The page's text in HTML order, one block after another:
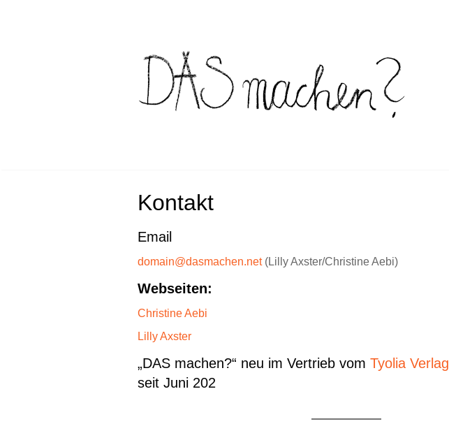
Kontakt
Email
domain@dasmachen.net(Lilly Axster/Christine Aebi)
Webseiten:
Christine Aebi
Lilly Axster
„DAS machen?“ neu im Vertrieb vom Tyolia Verlag
seit Juni 202